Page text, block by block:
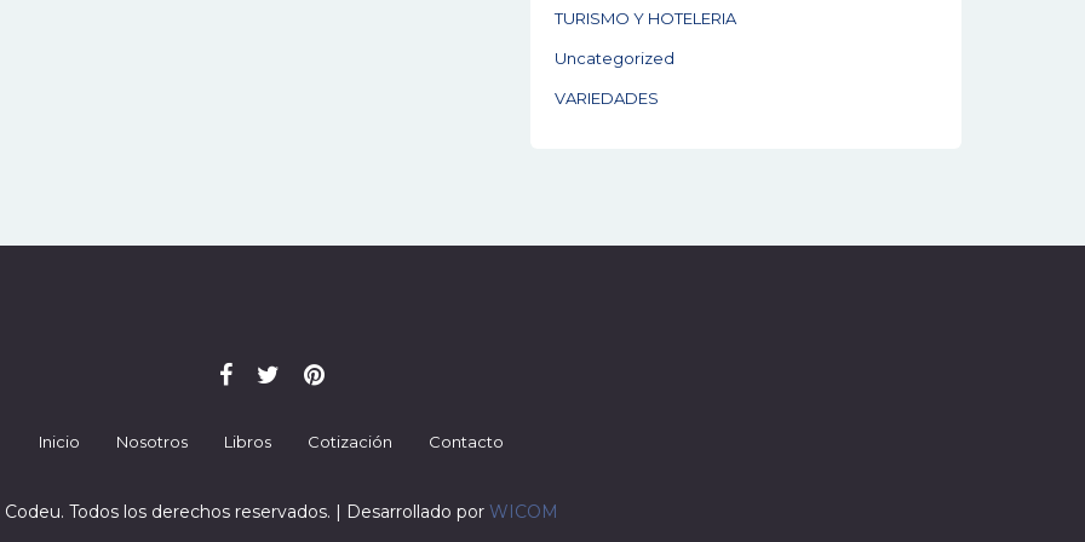
TURISMO Y HOTELERIA
Uncategorized
VARIEDADES
Inicio Nosotros Libros Cotización Contacto
Todos los derechos reservados. | Desarrollado por WICOM